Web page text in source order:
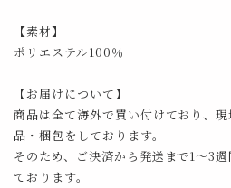
【素材】
ポリエステル100％
【お届けについて】
商品は全て海外で買い付けており、
品・梱包をしております。
そのため、ご決済から発送まで1～3
ております。